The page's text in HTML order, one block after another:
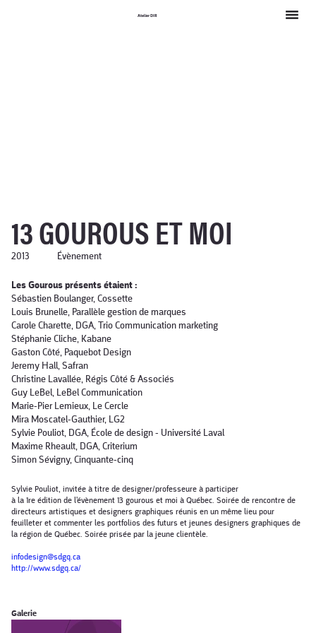
Atelier DIR
13 GOUROUS ET MOI
2013 Évènement
Les Gourous présents étaient :
Sébastien Boulanger, Cossette
Louis Brunelle, Parallèle gestion de marques
Carole Charette, DGA, Trio Communication marketing
Stéphanie Cliche, Kabane
Gaston Côté, Paquebot Design
Jeremy Hall, Safran
Christine Lavallée, Régis Côté & Associés
Guy LeBel, LeBel Communication
Marie-Pier Lemieux, Le Cercle
Mira Moscatel-Gauthier, LG2
Sylvie Pouliot, DGA, École de design - Université Laval
Maxime Rheault, DGA, Criterium
Simon Sévigny, Cinquante-cinq
Sylvie Pouliot, invitée à titre de designer/professeure à participer
à la 1re édition de l'évènement 13 gourous et moi à Québec. Soirée de rencontre de
directeurs artistiques et designers graphiques réunis en un même lieu pour
feuilleter et commenter les portfolios des futurs et jeunes designers graphiques de
la région de Québec. Soirée prisée par la jeune clientèle.
infodesign@sdgq.ca
http://www.sdgq.ca/
Galerie